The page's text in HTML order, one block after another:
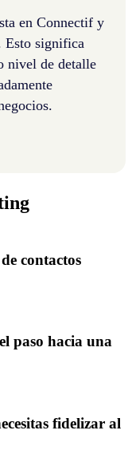
en Connectif y
Esto significa
nivel de detalle
las que
contactos
paso hacia una
fidelizar al